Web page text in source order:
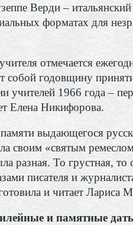
Верди –
форматах для
отмечается
годовщину
1966 года –
Елена Никифорова.
выдающегося
своим «святым
разная. То грустная, то
писателя и
и читает Лариса
и памятные